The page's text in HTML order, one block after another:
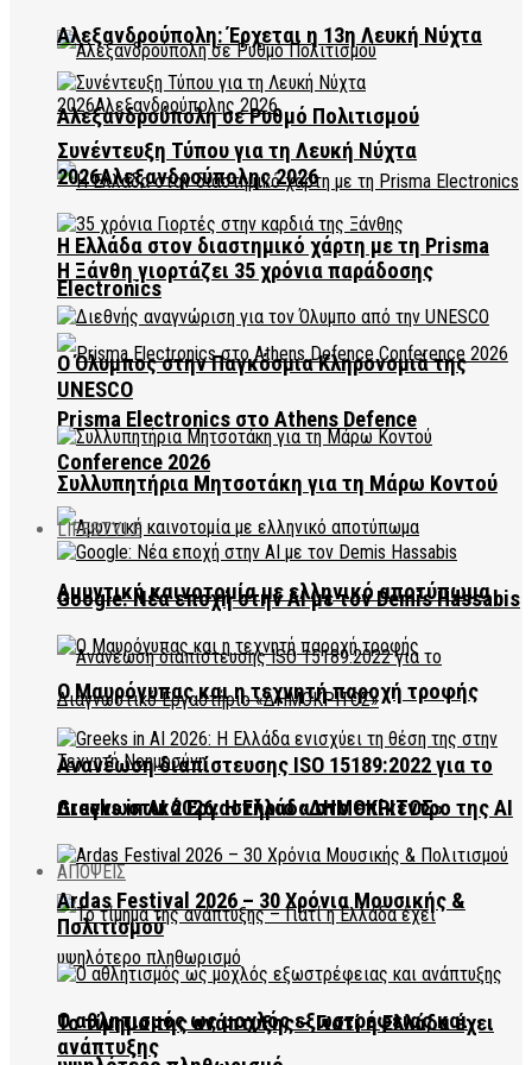
Αλεξανδρούπολη σε Ρυθμό Πολιτισμού
Η Ελλάδα στον διαστημικό χάρτη με τη Prisma
Electronics
Prisma Electronics στο Athens Defence
Conference 2026
Αμυντική καινοτομία με ελληνικό αποτύπωμα
Ανανέωση διαπίστευσης ISO 15189:2022 για το
Διαγνωστικό Εργαστήριο «ΔΗΜΟΚΡΙΤΟΣ»
ΑΠΟΨΕΙΣ
Το τίμημα της ανάπτυξης – Γιατί η Ελλάδα έχει
Αλεξανδρούπολη: Έρχεται η 13η Λευκή Νύχτα
Συνέντευξη Τύπου για τη Λευκή Νύχτα
2026Αλεξανδρούπολης 2026
Η Ξάνθη γιορτάζει 35 χρόνια παράδοσης
Ο Όλυμπος στην Παγκόσμια Κληρονομιά της
UNESCO
Συλλυπητήρια Μητσοτάκη για τη Μάρω Κοντού
LIFESTYLE
Google: Νέα εποχή στην AI με τον Demis Hassabis
Ο Μαυρόγυπας και η τεχνητή παροχή τροφής
Greeks in AI 2026: Η Ελλάδα στο επίκεντρο της AI
Ardas Festival 2026 – 30 Χρόνια Μουσικής &
Πολιτισμού
Ο αθλητισμός ως μοχλός εξωστρέφειας και
ανάπτυξης